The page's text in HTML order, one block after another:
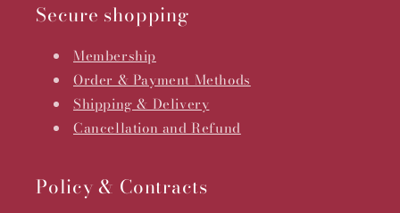
Secure shopping
Membership
Order & Payment Methods
Shipping & Delivery
Cancellation and Refund
Policy & Contracts